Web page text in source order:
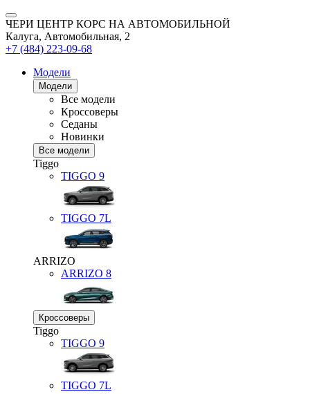
ЧЕРИ ЦЕНТР КОРС НА АВТОМОБИЛЬНОЙ
Калуга, Автомобильная, 2
+7 (484) 223-09-68
Модели
Модели
Все модели
Кроссоверы
Седаны
Новинки
Все модели
Tiggo
TIGGO 9
TIGGO 7L
ARRIZO
ARRIZO 8
Кроссоверы
Tiggo
TIGGO 9
TIGGO 7L